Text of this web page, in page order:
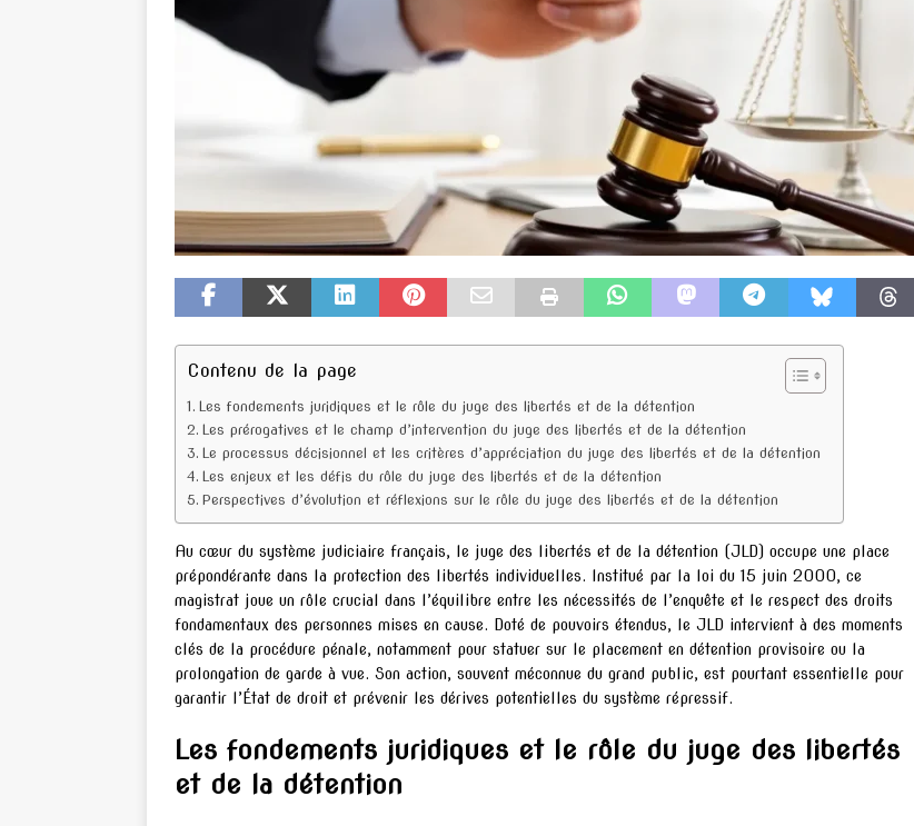
Contenu de la page
Les fondements juridiques et le rôle du juge des libertés et de la détention
Les prérogatives et le champ d’intervention du juge des libertés et de la détention
Le processus décisionnel et les critères d’appréciation du juge des libertés et de la détention
Les enjeux et les défis du rôle du juge des libertés et de la détention
Perspectives d’évolution et réflexions sur le rôle du juge des libertés et de la détention
Au cœur du système judiciaire français, le juge des libertés et de la détention (JLD) occupe une place
prépondérante dans la protection des libertés individuelles. Institué par la loi du 15 juin 2000, ce
magistrat joue un rôle crucial dans l’équilibre entre les nécessités de l’enquête et le respect des droits
fondamentaux des personnes mises en cause. Doté de pouvoirs étendus, le JLD intervient à des moments
clés de la procédure pénale, notamment pour statuer sur le placement en détention provisoire ou la
prolongation de garde à vue. Son action, souvent méconnue du grand public, est pourtant essentielle pour
garantir l’État de droit et prévenir les dérives potentielles du système répressif.
Les fondements juridiques et le rôle du juge des libertés
et de la détention